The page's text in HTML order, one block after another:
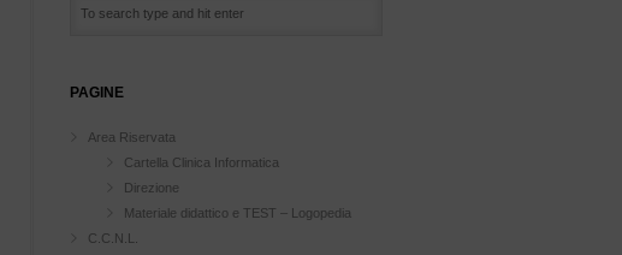
PAGINE
Area Riservata
Cartella Clinica Informatica
Direzione
Materiale didattico e TEST – Logopedia
C.C.N.L.